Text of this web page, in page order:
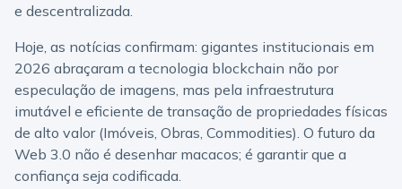
e descentralizada.
Hoje, as notícias confirmam: gigantes institucionais em
2026 abraçaram a tecnologia blockchain não por
especulação de imagens, mas pela infraestrutura
imutável e eficiente de transação de propriedades físicas
de alto valor (Imóveis, Obras, Commodities). O futuro da
Web 3.0 não é desenhar macacos; é garantir que a
confiança seja codificada.